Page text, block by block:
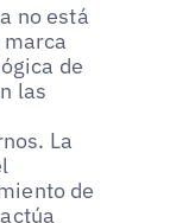
no está
marca
de
las
La
de